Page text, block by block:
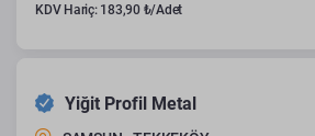
KDV Hariç: 183,90 ₺/Adet
Yiğit Profil Metal